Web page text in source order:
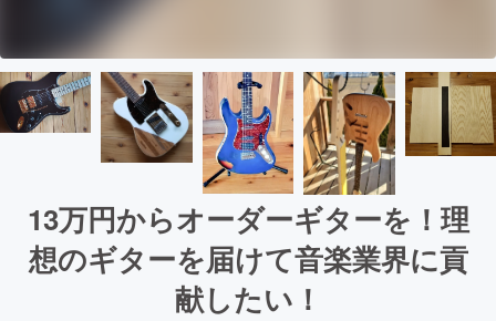
13万円からオーダーギターを！理
想のギターを届けて音楽業界に貢
献したい！